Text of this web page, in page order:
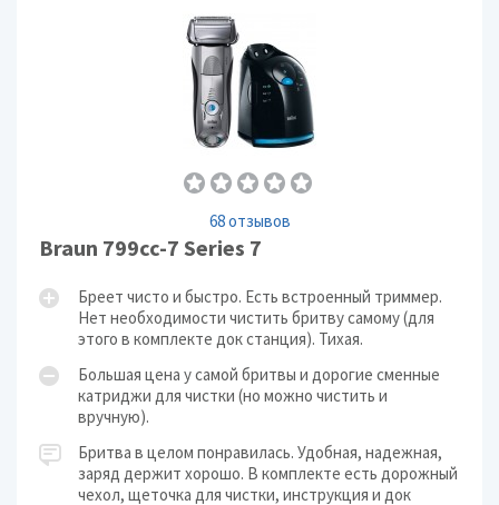
68 отзывов
Braun 799cc-7 Series 7
Бреет чисто и быстро. Есть встроенный триммер.
Нет необходимости чистить бритву самому (для
этого в комплекте док станция). Тихая.
Большая цена у самой бритвы и дорогие сменные
катриджи для чистки (но можно чистить и
вручную).
Бритва в целом понравилась. Удобная, надежная,
заряд держит хорошо. В комплекте есть дорожный
чехол, щеточка для чистки, инструкция и док